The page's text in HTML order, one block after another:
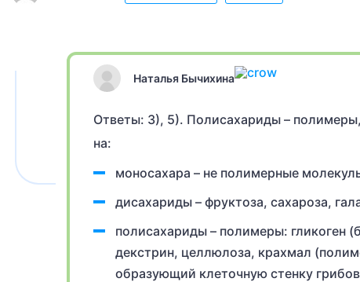
Наталья Бычихина
Ответы: 3), 5). Полисахариды –
на:
моносахара – не полимерные
дисахариды – фруктоза, сахароза,
полисахариды – полимеры: гликоген
декстрин, целлюлоза, крахмал
образующий клеточную стенку